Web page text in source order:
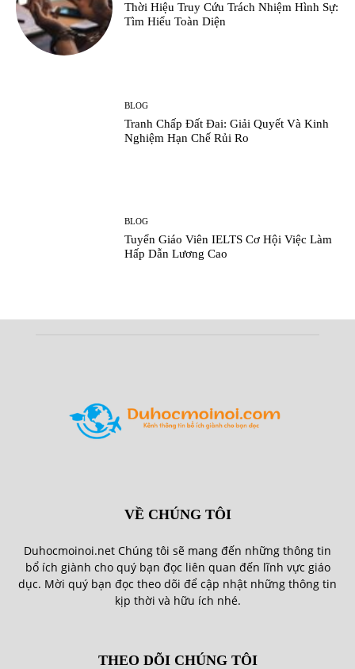
Thời Hiệu Truy Cứu Trách Nhiệm Hình Sự:
Tìm Hiểu Toàn Diện
BLOG
Tranh Chấp Đất Đai: Giải Quyết Và Kinh
Nghiệm Hạn Chế Rủi Ro
BLOG
Tuyển Giáo Viên IELTS Cơ Hội Việc Làm
Hấp Dẫn Lương Cao
VỀ CHÚNG TÔI
Duhocmoinoi.net Chúng tôi sẽ mang đến những thông tin
bổ ích giành cho quý bạn đọc liên quan đến lĩnh vực giáo
dục. Mời quý bạn đọc theo dõi để cập nhật những thông tin
kịp thời và hữu ích nhé.
THEO DÕI CHÚNG TÔI